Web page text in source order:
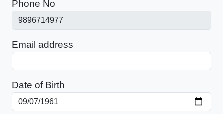
Phone No
Email address
Date of Birth